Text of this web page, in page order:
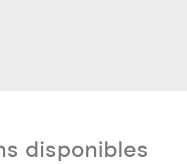
disponibles